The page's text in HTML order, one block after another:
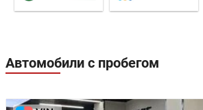
Автомобили с пробегом